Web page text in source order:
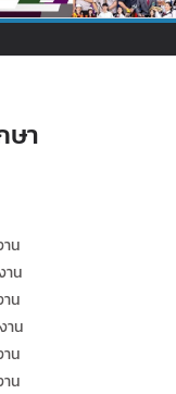
ษา
น
น
น
น
น
น